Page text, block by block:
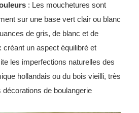
: Les mouchetures sont
sur une base vert clair ou blanc
de gris, de blanc et de
créant un aspect équilibré et
les imperfections naturelles des
hollandais ou du bois vieilli, très
de boulangerie